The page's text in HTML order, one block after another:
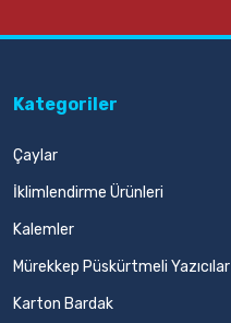
Kategoriler
Çaylar
İklimlendirme Ürünleri
Kalemler
Mürekkep Püskürtmeli Yazıcılar
Karton Bardak